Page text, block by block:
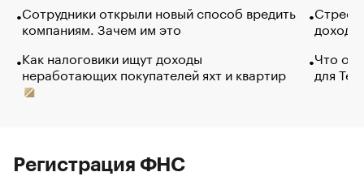
Сотрудники открыли новый способ вредить
компаниям. Зачем им это
Как налоговики ищут доходы
неработающих покупателей яхт и квартир
Что
для
Регистрация ФНС